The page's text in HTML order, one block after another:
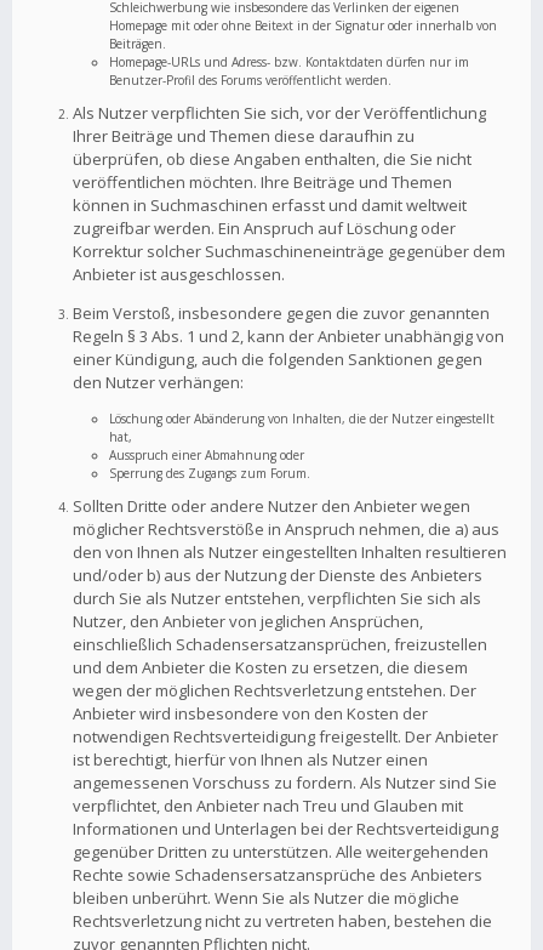
Schleichwerbung wie insbesondere das Verlinken der eigenen
Homepage mit oder ohne Beitext in der Signatur oder innerhalb von
Beiträgen.
Homepage-URLs und Adress- bzw. Kontaktdaten dürfen nur im
Benutzer-Profil des Forums veröffentlicht werden.
Als Nutzer verpflichten Sie sich, vor der Veröffentlichung
Ihrer Beiträge und Themen diese daraufhin zu
überprüfen, ob diese Angaben enthalten, die Sie nicht
veröffentlichen möchten. Ihre Beiträge und Themen
können in Suchmaschinen erfasst und damit weltweit
zugreifbar werden. Ein Anspruch auf Löschung oder
Korrektur solcher Suchmaschineneinträge gegenüber dem
Anbieter ist ausgeschlossen.
Beim Verstoß, insbesondere gegen die zuvor genannten
Regeln § 3 Abs. 1 und 2, kann der Anbieter unabhängig von
einer Kündigung, auch die folgenden Sanktionen gegen
den Nutzer verhängen:
Löschung oder Abänderung von Inhalten, die der Nutzer eingestellt
hat,
Ausspruch einer Abmahnung oder
Sperrung des Zugangs zum Forum.
Sollten Dritte oder andere Nutzer den Anbieter wegen
möglicher Rechtsverstöße in Anspruch nehmen, die a) aus
den von Ihnen als Nutzer eingestellten Inhalten resultieren
und/oder b) aus der Nutzung der Dienste des Anbieters
durch Sie als Nutzer entstehen, verpflichten Sie sich als
Nutzer, den Anbieter von jeglichen Ansprüchen,
einschließlich Schadensersatzansprüchen, freizustellen
und dem Anbieter die Kosten zu ersetzen, die diesem
wegen der möglichen Rechtsverletzung entstehen. Der
Anbieter wird insbesondere von den Kosten der
notwendigen Rechtsverteidigung freigestellt. Der Anbieter
ist berechtigt, hierfür von Ihnen als Nutzer einen
angemessenen Vorschuss zu fordern. Als Nutzer sind Sie
verpflichtet, den Anbieter nach Treu und Glauben mit
Informationen und Unterlagen bei der Rechtsverteidigung
gegenüber Dritten zu unterstützen. Alle weitergehenden
Rechte sowie Schadensersatzansprüche des Anbieters
bleiben unberührt. Wenn Sie als Nutzer die mögliche
Rechtsverletzung nicht zu vertreten haben, bestehen die
zuvor genannten Pflichten nicht.